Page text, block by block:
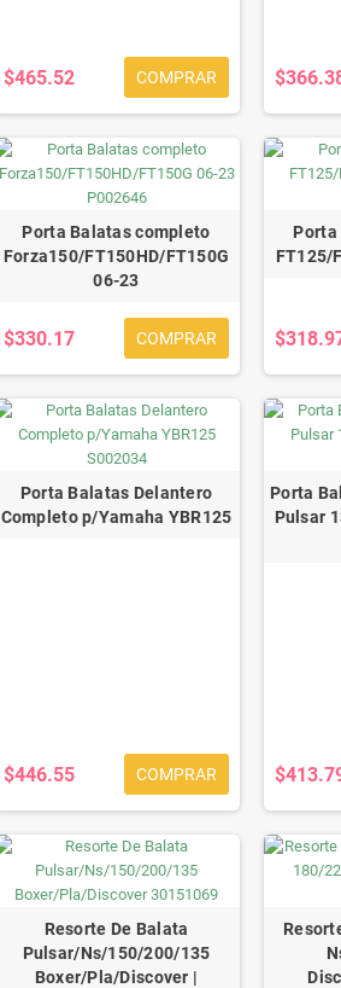
$465.52 COMPRAR
Porta Balatas completo
Forza150/FT150HD/FT150G
06-23
$330.17 COMPRAR
Porta
FT125/
Porta Balatas Delantero
Completo p/Yamaha YBR125
$446.55 COMPRAR
Porta
Pulsar
Resorte De Balata
Pulsar/Ns/150/200/135
Boxer/Pla/Discover |